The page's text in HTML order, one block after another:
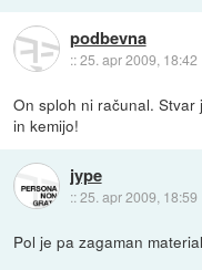
podbevna
::25. apr 2009, 18:42
On sploh ni računal.
in kemijo!
jype
::25. apr 2009, 18:59
Pol je pa zagaman